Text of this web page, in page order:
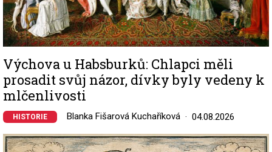
Výchova u Habsburků: Chlapci měli
prosadit svůj názor, dívky byly vedeny k
mlčenlivosti
HISTORIE Blanka Fišarová Kuchaříková 04.08.2026
Image